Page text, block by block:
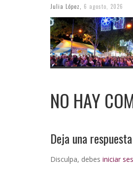
Julia López 6 agosto, 2026
NO HAY
Deja una respuesta
Disculpa, debes iniciar